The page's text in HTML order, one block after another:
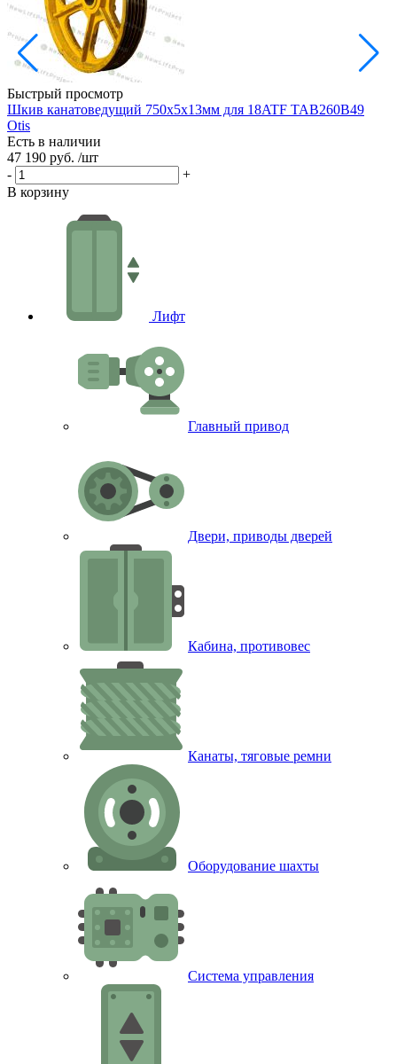
Быстрый просмотр
Шкив канатоведущий 750х5х13мм для 18ATF TAB260B49
Otis
Есть в наличии
47 190 руб. /шт
-
+
В корзину
Лифт
Главный привод
Двери, приводы дверей
Кабина, противовес
Канаты, тяговые ремни
Оборудование шахты
Система управления